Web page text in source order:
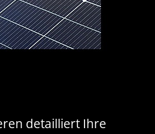
detailliert Ihre